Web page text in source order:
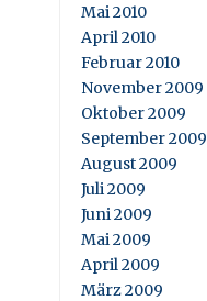
Mai 2010
April 2010
Februar 2010
November 2009
Oktober 2009
September 2009
August 2009
Juli 2009
Juni 2009
Mai 2009
April 2009
März 2009